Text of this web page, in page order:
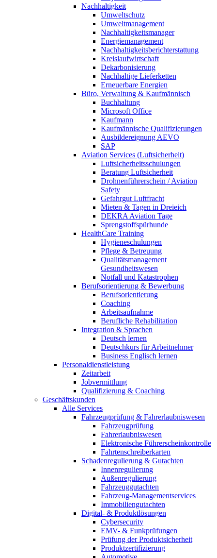
Nachhaltigkeit
Umweltschutz
Umweltmanagement
Nachhaltigkeitsmanager
Energiemanagement
Nachhaltigkeitsberichterstattung
Kreislaufwirtschaft
Dekarbonisierung
Nachhaltige Lieferketten
Erneuerbare Energien
Büro, Verwaltung & Kaufmännisch
Buchhaltung
Microsoft Office
Kaufmann
Kaufmännische Qualifizierungen
Ausbildereignung AEVO
SAP
Aviation Services (Luftsicherheit)
Luftsicherheitsschulungen
Beratung Luftsicherheit
Drohnenführerschein / Aviation
Safety
Gefahrgut Luftfracht
Mieten & Tagen in Dreieich
DEKRA Aviation Tage
Sprengstoffspürhunde
HealthCare Training
Hygieneschulungen
Pflege & Betreuung
Qualitätsmanagement
Gesundheitswesen
Notfall und Katastrophen
Berufsorientierung & Bewerbung
Berufsorientierung
Coaching
Arbeitsaufnahme
Berufliche Rehabilitation
Integration & Sprachen
Deutsch lernen
Deutschkurs für Arbeitnehmer
Business Englisch lernen
Personaldienstleistung
Zeitarbeit
Jobvermittlung
Qualifizierung & Coaching
Geschäftskunden
Alle Services
Fahrzeugprüfung & Fahrerlaubniswesen
Fahrzeugprüfung
Fahrerlaubniswesen
Elektronische Führerscheinkontrolle
Fahrtenschreiberkarten
Schadenregulierung & Gutachten
Innenregulierung
Außenregulierung
Fahrzeuggutachten
Fahrzeug-Managementservices
Immobiliengutachten
Digital- & Produktlösungen
Cybersecurity
EMV- & Funkprüfungen
Prüfung der Produktsicherheit
Produktzertifizierung